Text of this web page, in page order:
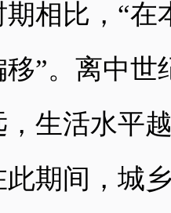
期相比，“
”。离中世
生活水平
此期间，城